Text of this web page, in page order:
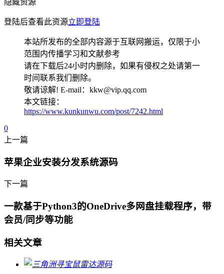
登陆后查看此资源立即登陆
本站所发布的全部内容源于互联网搬运，仅限于小
范围内传播学习和文献参考
请在下载后24小时内删除，如果有侵权之处请第一
时间联系我们删除。
敬请谅解! E-mail：kkw@vip.qq.com
本文链接：
https://www.kunkunwu.com/post/7242.html
0
上一篇
苹果企业安装分发系统源码
下一篇
一款基于Python3的OneDrive多网盘挂载程序，带
会员/同步等功能
相关文章